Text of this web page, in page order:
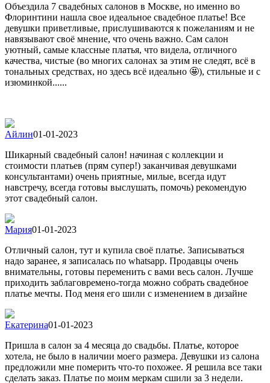
Объездила 7 свадебных салонов в Москве, но именно во
Флоринтини нашла свое идеальное свадебное платье! Все
девушки приветливые, прислушиваются к пожеланиям и не
навязывают своё мнение, что очень важно. Сам салон
уютный, самые классные платья, что видела, отличного
качества, чистые (во многих салонах за этим не следят, всё в
тональных средствах, но здесь всё идеально 🤩), стильные и с
изюминкой......
Айлин01-01-2023
Шикарный свадебный салон! начиная с коллекции и
стоимости платьев (прям супер!) заканчивая девушками
консультантами) очень приятные, милые, всегда идут
навстречу, всегда готовы выслушать, помочь) рекомендую
этот свадебный салон.
Мария01-01-2023
Отличный салон, тут и купила своё платье. Записываться
надо заранее, я записалась по whatsapp. Продавцы очень
внимательны, готовы переменить с вами весь салон. Лучше
приходить заблаговремено-тогда можно собрать свадебное
платье мечты. Под меня его шили с изменением в дизайне
Екатерина01-01-2023
Пришла в салон за 4 месяца до свадьбы. Платье, которое
хотела, не было в наличии моего размера. Девушки из салона
предложили мне померить что-то похожее. Я решила все таки
сделать заказ. Платье по моим меркам сшили за 3 недели.